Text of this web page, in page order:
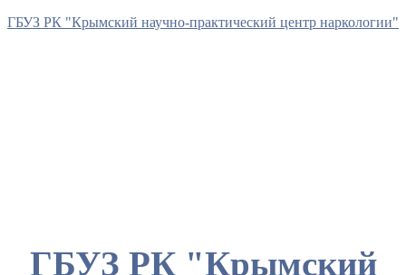
ГБУЗ РК "Крымский научно-практический центр наркологии"
ГБУЗ РК "Крымский